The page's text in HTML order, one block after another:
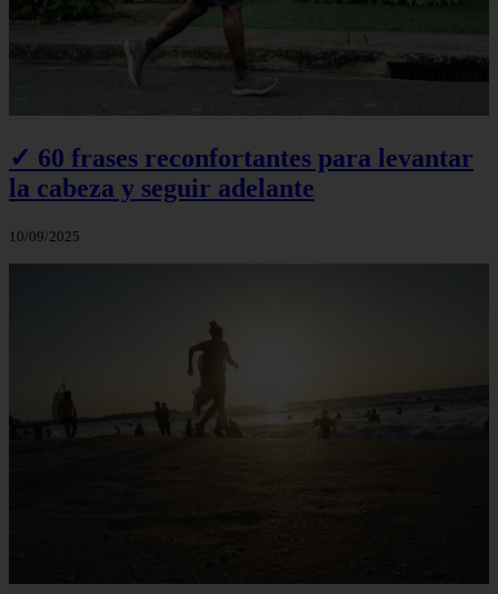
✓ 60 frases reconfortantes para levantar
la cabeza y seguir adelante
10/09/2025